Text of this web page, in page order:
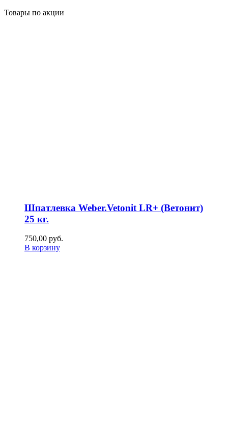
Товары по акции
Шпатлевка Weber.Vetonit LR+ (Ветонит)
25 кг.
750,00 руб.
В корзину